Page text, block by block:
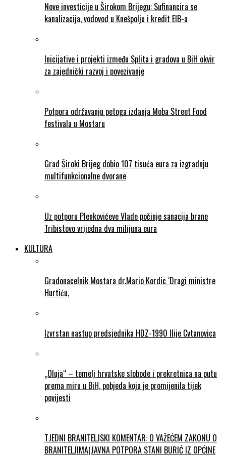
Nove investicije u Širokom Brijegu: Sufinancira se
kanalizacija, vodovod u Knešpolju i kredit EIB-a
Inicijative i projekti između Splita i gradova u BiH okvir
za zajednički razvoj i povezivanje
Potpora održavanju petoga izdanja Moba Street Food
festivala u Mostaru
Grad Široki Brijeg dobio 107 tisuća eura za izgradnju
multifunkcionalne dvorane
Uz potporu Plenkovićeve Vlade počinje sanacija brane
Tribistovo vrijedna dva milijuna eura
KULTURA
Gradonacelnik Mostara dr.Mario Kordic ‘Dragi ministre
Hurtiću,
Izvrstan nastup predsjednika HDZ-1990 Ilije Cvtanovica
„Oluja“ – temelj hrvatske slobode i prekretnica na putu
prema miru u BiH, pobjeda koja je promijenila tijek
povijesti
TJEDNI BRANITELJSKI KOMENTAR: O VAŽEĆEM ZAKONU O
BRANITELJIMA(JAVNA POTPORA STANI BURIĆ IZ OPĆINE